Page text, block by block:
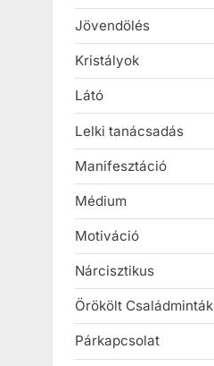
Jövendölés
Kristályok
Látó
Lelki tanácsadás
Manifesztáció
Médium
Motiváció
Nárcisztikus
Örökölt Családminták
Párkapcsolat